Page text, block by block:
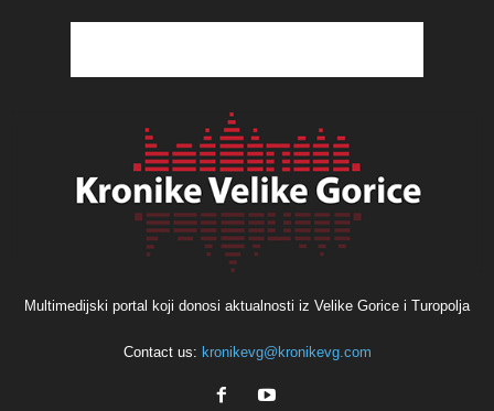
Multimedijski portal koji donosi aktualnosti iz Velike Gorice i Turopolja
Contact us: kronikevg@kronikevg.com